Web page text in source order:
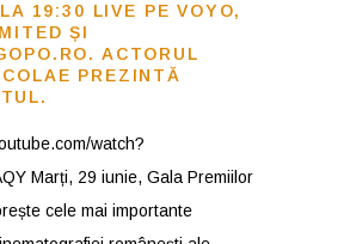
19:30 LIVE PE VOYO,
ȘI
ACTORUL
PREZINTĂ
watch?
Marți, 29 iunie, Gala Premiilor
cele mai importante